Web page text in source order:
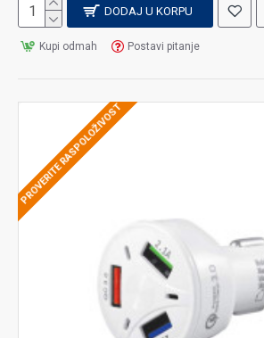
DODAJ U KORPU
Kupi odmah Postavi pitanje
PROVERITE RASPOLOŽIVOST